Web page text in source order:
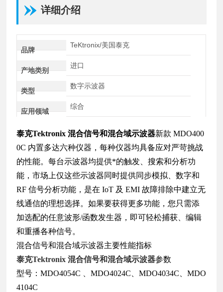
详细介绍
品牌
TeKtronix/美国泰克
产地类别
进口
类型
数字示波器
应用领域
综合
泰克Tektronix 混合信号和混合域示波器新款 MDO400
0C 内置多达六种仪器，每种仪器均具备应对严苛挑战
的性能。每台示波器均提供*的触发、搜索和分析功
能，市场上仅这些示波器同时提供同步模拟、数字和
RF 信号分析功能，是在 IoT 及 EMI 故障排除中建立无
线通信的理想选择。如果要获得更多功能，您只需添
加选配的任意波形/函数发生器，即可轻松捕获、编辑
和重播各种信号。
混合信号和混合域示波器主要性能指标
泰克Tektronix 混合信号和混合域示波器参数
型号：MDO4054C 、MDO4024C、MDO4034C、MDO
4104C